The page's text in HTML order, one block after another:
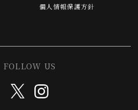
個人情報保護方針
FOLLOW US